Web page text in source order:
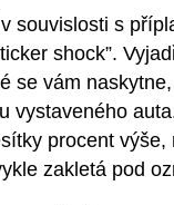
souvislosti s
shock”.
se vám
vystaveného
procent výše,
zakletá pod